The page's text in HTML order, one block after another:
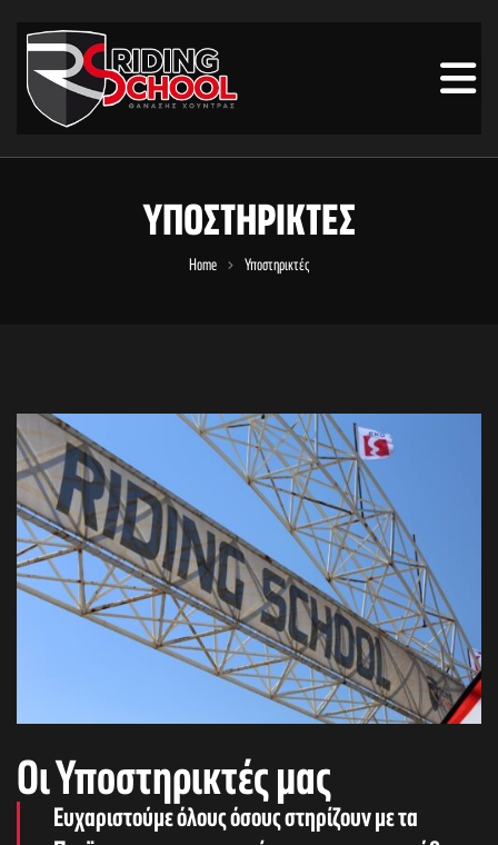
ΥΠΟΣΤΗΡΙΚΤΈΣ
Home Υποστηρικτές
Oι Υποστηρικτές μας
Ευχαριστούμε όλους όσους στηρίζουν με τα